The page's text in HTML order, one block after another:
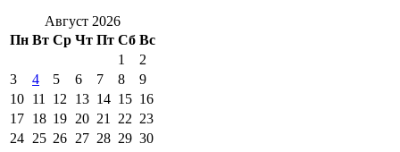
Август 2026
Пн Вт Ср Чт Пт Сб Вс
1
2
3
4 5 6 7 8
9
10 11 12 13 14 15 16
17 18 19 20 21 22 23
24 25 26 27 28 29 30